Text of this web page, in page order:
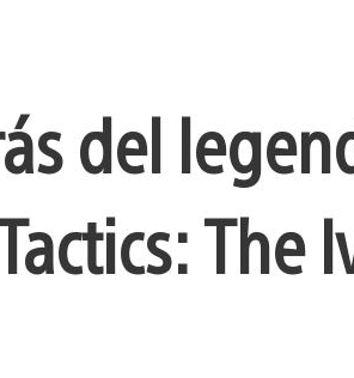
del
The